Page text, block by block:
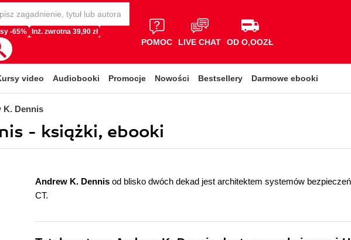
-65% Inż. zwrotna 39,90 zł
POMOC LIVE CHAT OD O,OOZŁ
video Audiobooki Promocje Nowości Bestsellery Darmowe ebooki
K. Dennis
- książki, ebooki
Andrew K. Dennis od blisko dwóch dekad jest architektem systemów
CT.